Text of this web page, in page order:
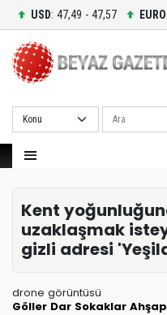
USD: 47,49 - 47,57 EURO
Ara
Kent
uzaklaşmak
gizli adresi
drone görüntüsü
Göller Dar Sokaklar